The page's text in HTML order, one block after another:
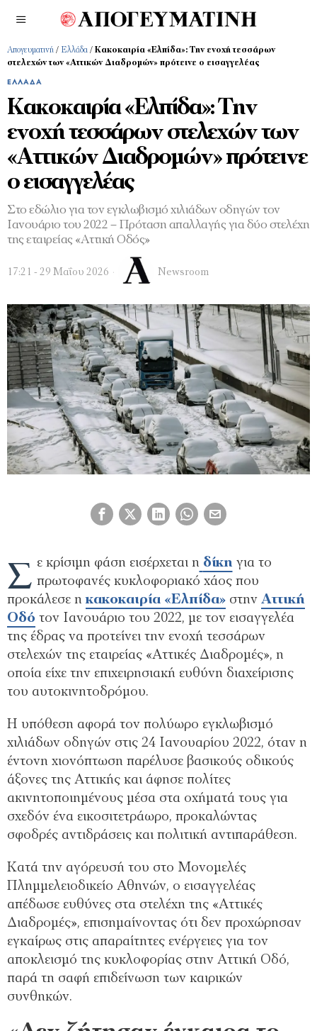
Απογευματινή / Ελλάδα / Κακοκαιρία «Ελπίδα»: Την ενοχή τεσσάρων
στελεχών των «Αττικών Διαδρομών» πρότεινε ο εισαγγελέας
ΕΛΛΆΔΑ
Κακοκαιρία «Ελπίδα»: Την
ενοχή τεσσάρων στελεχών των
«Αττικών Διαδρομών» πρότεινε
ο εισαγγελέας
Στο εδώλιο για τον εγκλωβισμό χιλιάδων οδηγών τον
Ιανουάριο του 2022 – Πρόταση απαλλαγής για δύο στελέχη
της εταιρείας «Αττική Οδός»
17:21 - 29 Μαΐου 2026 Newsroom
Σ ε κρίσιμη φάση εισέρχεται η δίκη για το
πρωτοφανές κυκλοφοριακό χάος που
προκάλεσε ηκακοκαιρία «Ελπίδα» στην Αττική
Οδό τον Ιανουάριο του 2022, με τον εισαγγελέα
της έδρας να προτείνει την ενοχή τεσσάρων
στελεχών της εταιρείας «Αττικές Διαδρομές», η
οποία είχε την επιχειρησιακή ευθύνη διαχείρισης
του αυτοκινητοδρόμου.
Η υπόθεση αφορά τον πολύωρο εγκλωβισμό
χιλιάδων οδηγών στις 24 Ιανουαρίου 2022, όταν η
έντονη χιονόπτωση παρέλυσε βασικούς οδικούς
άξονες της Αττικής και άφησε πολίτες
ακινητοποιημένους μέσα στα οχήματά τους για
σχεδόν ένα εικοσιτετράωρο, προκαλώντας
σφοδρές αντιδράσεις και πολιτική αντιπαράθεση.
Κατά την αγόρευσή του στο Μονομελές
Πλημμελειοδικείο Αθηνών, ο εισαγγελέας
απέδωσε ευθύνες στα στελέχη της «Αττικές
Διαδρομές», επισημαίνοντας ότι δεν προχώρησαν
εγκαίρως στις απαραίτητες ενέργειες για τον
αποκλεισμό της κυκλοφορίας στην Αττική Οδό,
παρά τη σαφή επιδείνωση των καιρικών
συνθηκών.